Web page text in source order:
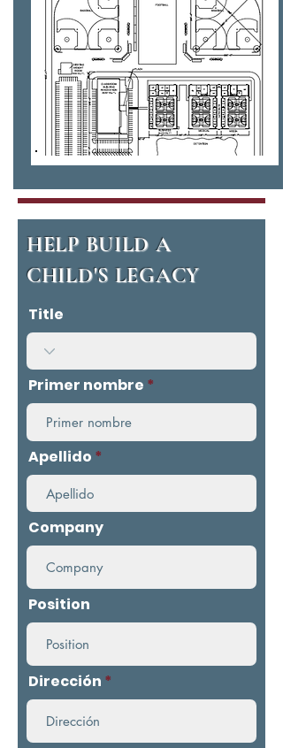
HELP BUILD A
CHILD'S LEGACY
Title
Primer nombre
Apellido
Company
Position
Dirección